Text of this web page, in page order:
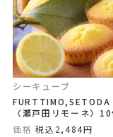
シーキューブ
FURTTIMO,SETODA
〈瀬戸田リモーネ〉10
価格 税込2,484円